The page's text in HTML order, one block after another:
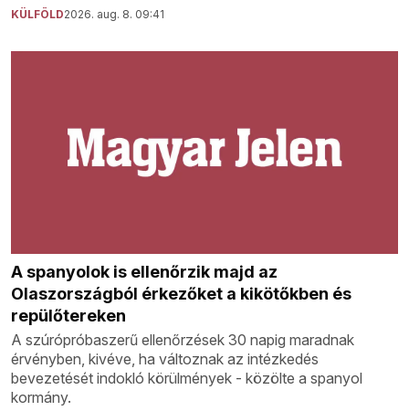
KÜLFÖLD2026. aug. 8. 09:41
A spanyolok is ellenőrzik majd az
Olaszországból érkezőket a kikötőkben és
repülőtereken
A szúrópróbaszerű ellenőrzések 30 napig maradnak
érvényben, kivéve, ha változnak az intézkedés
bevezetését indokló körülmények - közölte a spanyol
kormány.